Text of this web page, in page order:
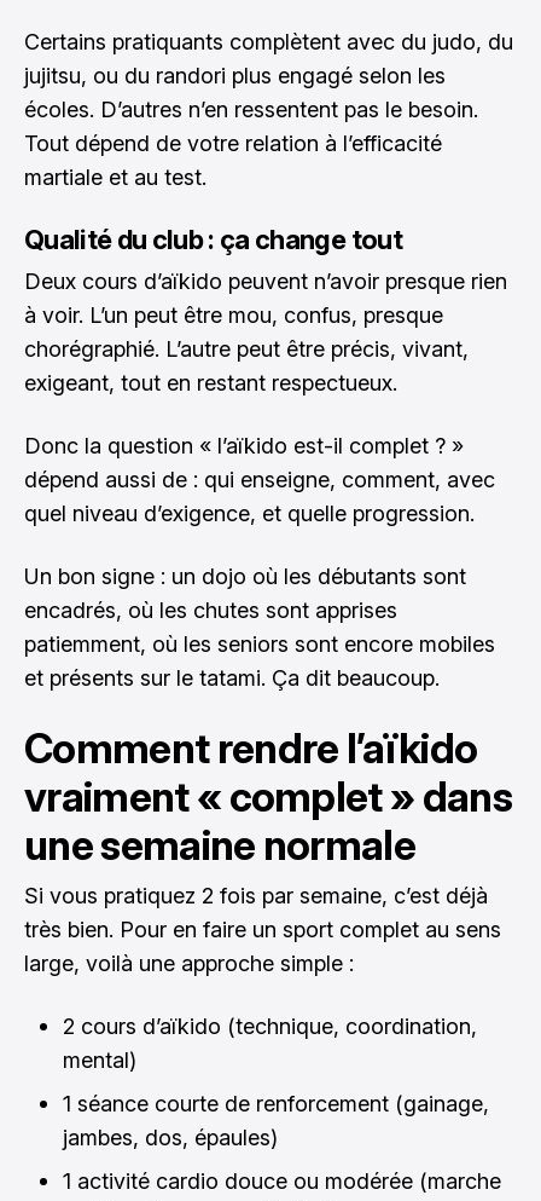
Certains pratiquants complètent avec du judo, du
jujitsu, ou du randori plus engagé selon les
écoles. D’autres n’en ressentent pas le besoin.
Tout dépend de votre relation à l’efficacité
martiale et au test.
Qualité du club : ça change tout
Deux cours d’aïkido peuvent n’avoir presque rien
à voir. L’un peut être mou, confus, presque
chorégraphié. L’autre peut être précis, vivant,
exigeant, tout en restant respectueux.
Donc la question « l’aïkido est-il complet ? »
dépend aussi de : qui enseigne, comment, avec
quel niveau d’exigence, et quelle progression.
Un bon signe : un dojo où les débutants sont
encadrés, où les chutes sont apprises
patiemment, où les seniors sont encore mobiles
et présents sur le tatami. Ça dit beaucoup.
Comment rendre l’aïkido
vraiment « complet » dans
une semaine normale
Si vous pratiquez 2 fois par semaine, c’est déjà
très bien. Pour en faire un sport complet au sens
large, voilà une approche simple :
2 cours d’aïkido (technique, coordination,
mental)
1 séance courte de renforcement (gainage,
jambes, dos, épaules)
1 activité cardio douce ou modérée (marche